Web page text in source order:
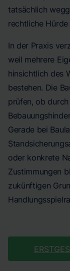
tatsächlich
rechtliche Hürde
In der Praxis
weil mehrere
hinsichtlich des
bestehen. Die
prüfen, ob
Gerade bei
oder konkrete
Zustimmungen
zukünftigen